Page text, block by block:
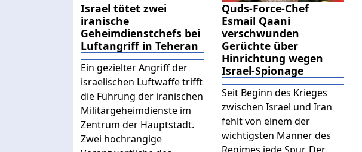
Israel tötet zwei
iranische
Geheimdienstchefs bei
Luftangriff in Teheran
Ein gezielter Angriff der
israelischen Luftwaffe trifft
die Führung der iranischen
Militärgeheimdienste im
Zentrum der Hauptstadt.
Zwei hochrangige
Quds-Force-Chef
Esmail Qaani
verschwunden
Gerüchte über
Hinrichtung wegen
Israel-Spionage
Seit Beginn des Krieges
zwischen Israel und Iran
fehlt von einem der
wichtigsten Männer des